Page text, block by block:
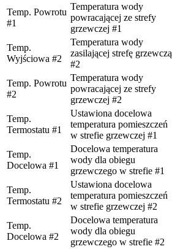
Temp. Powrotu
#1
Temperatura wody
powracającej ze strefy
grzewczej #1
Temp.
Wyjściowa #2
Temperatura wody
zasilającej strefę grzewczą
#2
Temp. Powrotu
#2
Temperatura wody
powracającej ze strefy
grzewczej #2
Temp.
Termostatu #1
Ustawiona docelowa
temperatura pomieszczeń
w strefie grzewczej #1
Temp.
Docelowa #1
Docelowa temperatura
wody dla obiegu
grzewczego w strefie #1
Temp.
Termostatu #2
Ustawiona docelowa
temperatura pomieszczeń
w strefie grzewczej #2
Temp.
Docelowa #2
Docelowa temperatura
wody dla obiegu
grzewczego w strefie #2